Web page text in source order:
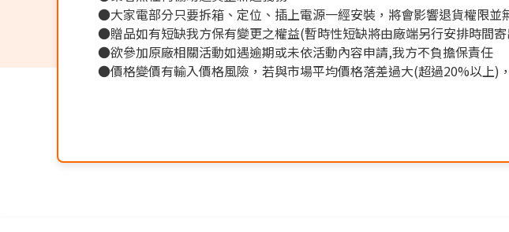
●大家電部分只要拆箱、定位、插上電源一經安裝，將會影響退貨權限並
●贈品如有短缺我方保有變更之權益(暫時性短缺將由廠端另行安排時間
●欲參加原廠相關活動如遇逾期或未依活動內容申請,我方不負擔保責任
●價格變價有輸入價格風險，若與市場平均價格落差過大(超過20%以上)